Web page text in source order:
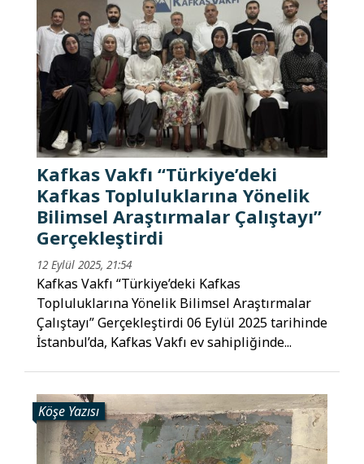
Kafkas Vakfı “Türkiye’deki
Kafkas Topluluklarına Yönelik
Bilimsel Araştırmalar Çalıştayı”
Gerçekleştirdi
12 Eylül 2025, 21:54
Kafkas Vakfı “Türkiye’deki Kafkas
Topluluklarına Yönelik Bilimsel Araştırmalar
Çalıştayı” Gerçekleştirdi 06 Eylül 2025 tarihinde
İstanbul’da, Kafkas Vakfı ev sahipliğinde...
Köşe Yazısı